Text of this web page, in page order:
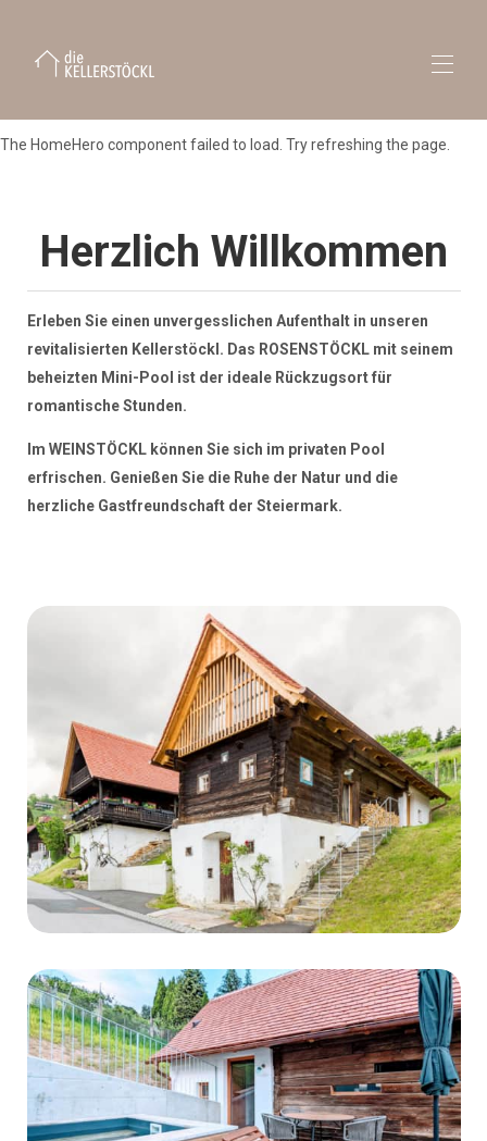
Alle Unterkünfte
Das Rosenstöckl mit Mini-Pool
Das Almstöckl
The HomeHero component failed to load. Try refreshing the page.
Herzlich Willkommen
Erleben Sie einen unvergesslichen Aufenthalt in unseren
revitalisierten Kellerstöckl. Das ROSENSTÖCKL mit seinem
beheizten Mini-Pool ist der ideale Rückzugsort für
romantische Stunden.
Im WEINSTÖCKL können Sie sich im privaten Pool
erfrischen. Genießen Sie die Ruhe der Natur und die
herzliche Gastfreundschaft der Steiermark.